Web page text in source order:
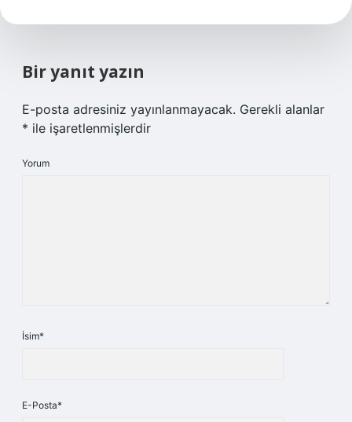
Bir yanıt yazın
E-posta adresiniz yayınlanmayacak. Gerekli alanlar
* ile işaretlenmişlerdir
Yorum
İsim*
E-Posta*